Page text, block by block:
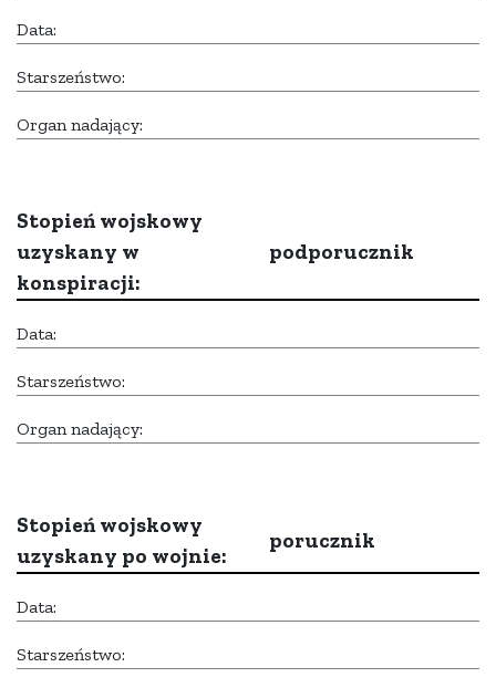
Data:
Starszeństwo:
Organ nadający:
Stopień wojskowy
uzyskany w
konspiracji:
podporucznik
Data:
Starszeństwo:
Organ nadający:
Stopień wojskowy
uzyskany po wojnie:
porucznik
Data:
Starszeństwo: